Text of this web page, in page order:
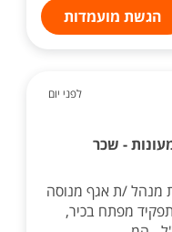
הגשת מועמדות
לפני יום
- שכר
מנהל /ת אגף מנוסה
מפתח בכיר,